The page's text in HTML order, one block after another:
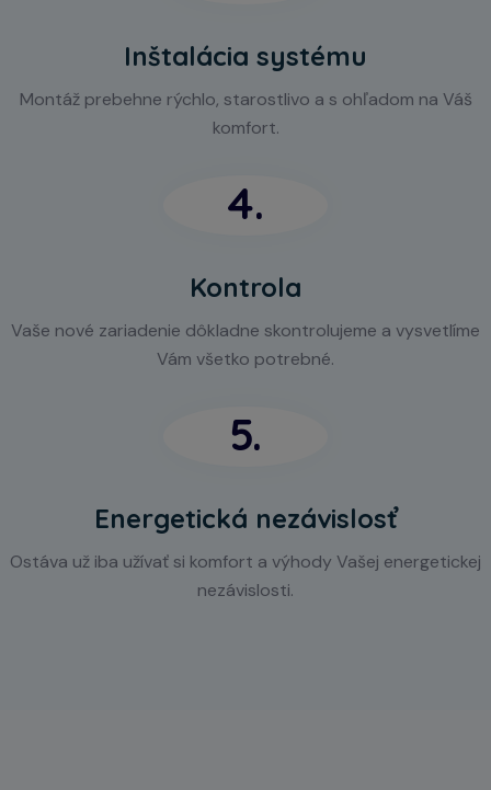
Inštalácia systému
Montáž prebehne rýchlo, starostlivo a s ohľadom na Váš
komfort.
4.
Kontrola
Vaše nové zariadenie dôkladne skontrolujeme a vysvetlíme
Vám všetko potrebné.
5.
Energetická nezávislosť
Ostáva už iba užívať si komfort a výhody Vašej energetickej
nezávislosti.